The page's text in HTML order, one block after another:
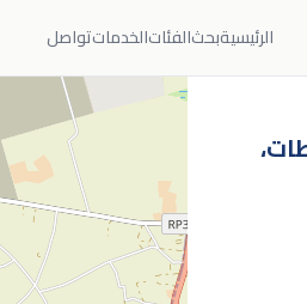
الرئيسيةبحثالفئاتالخدماتتواصل